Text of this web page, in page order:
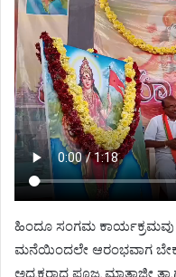
ಹಿಂದೂ ಸಂಗಮ ಕಾರ್ಯಕ್ರಮವು
ಮನೆಯಿಂದಲೇ ಆರಂಭವಾಗ
ಅಧ್ಯಕ್ಷರಾದ ಪೂಜ್ಯ ಮಾತಾಜೀ